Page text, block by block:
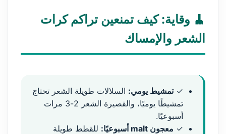
🧹 وقاية: كيف تمنعين تراكم كرات
الشعر والإمساك
✓تمشيط يومي: السلالات طويلة الشعر تحتاج
تمشيطًا يوميًا، والقصيرة الشعر 2-3 مرات
أسبوعيًا.
✓ معجون malt أسبوعيًا:
للقطط طويلة